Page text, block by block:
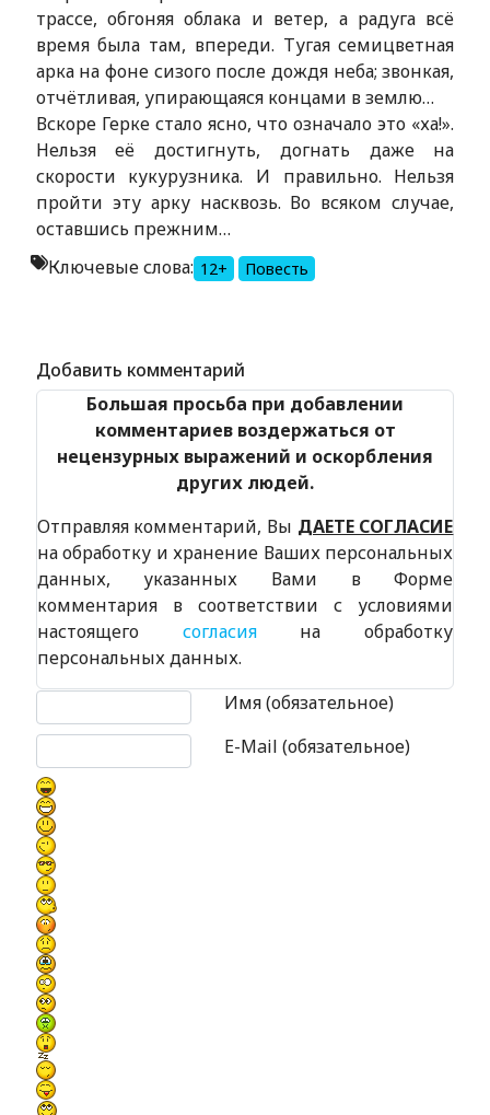
трассе, обгоняя облака и ветер, а радуга всё
время была там, впереди. Тугая семицветная
арка на фоне сизого после дождя неба; звонкая,
отчётливая, упирающаяся концами в землю…
Вскоре Герке стало ясно, что означало это «ха!».
Нельзя её достигнуть, догнать даже на
скорости кукурузника. И правильно. Нельзя
пройти эту арку насквозь. Во всяком случае,
оставшись прежним…
Ключевые слова: 12+ Повесть
Добавить комментарий
Большая просьба при добавлении
комментариев воздержаться от
нецензурных выражений и оскорбления
других людей.
Отправляя комментарий, Вы ДАЕТЕ СОГЛАСИЕ
на обработку и хранение Ваших персональных
данных, указанных Вами в Форме
комментария в соответствии с условиями
настоящего согласияна обработку
персональных данных.
Имя (обязательное)
E-Mail (обязательное)
Текст комментария